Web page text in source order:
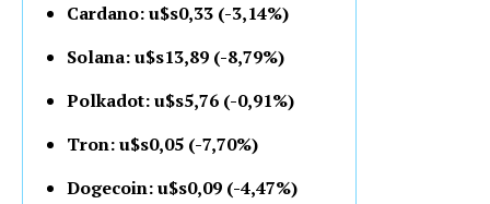
Cardano: u$s0,33 (-3,14%)
Solana: u$s13,89 (-8,79%)
Polkadot: u$s5,76 (-0,91%)
Tron: u$s0,05 (-7,70%)
Dogecoin: u$s0,09 (-4,47%)